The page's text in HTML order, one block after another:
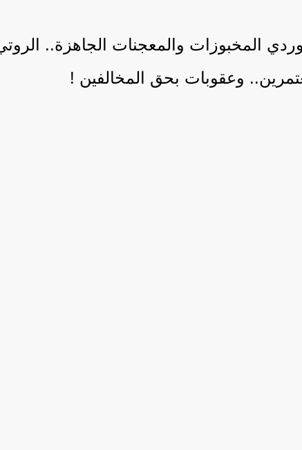
المخبوزات والمعجنات الجاهزة..
وعقوبات بحق المخالفين !